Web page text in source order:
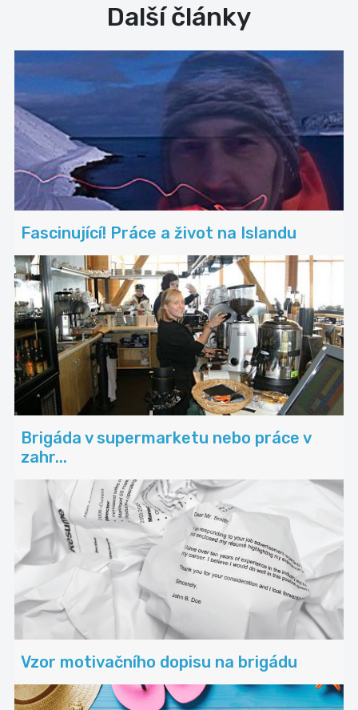
Další články
Fascinující! Práce a život na Islandu
Brigáda v supermarketu nebo práce v
zahr...
Vzor motivačního dopisu na brigádu